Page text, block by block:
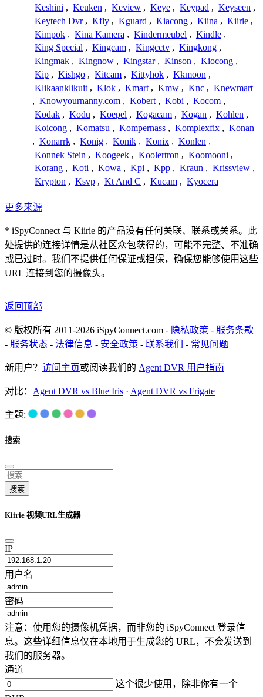
Keshini , Keuken , Keview , Keye , Keypad , Keyseen ,
Keytech Dvr , Kfly , Kguard , Kiacong , Kiina , Kiirie ,
Kimpok , Kina Kamera , Kindermeubel , Kindle ,
King Special , Kingcam , Kingcctv , Kingkong ,
Kingmak , Kingnow , Kingstar , Kinson , Kiocong ,
Kip , Kishgo , Kitcam , Kittyhok , Kkmoon ,
Klikaanklikuit , Klok , Kmart , Kmw , Knc , Knewmart
, Knowyournanny.com , Kobert , Kobi , Kocom ,
Kodak , Kodu , Koepel , Kogacam , Kogan , Kohlen ,
Koicong , Komatsu , Kompernass , Komplexfix , Konan
, Konarrk , Konig , Konik , Konix , Konlen ,
Konnek Stein , Koogeek , Koolertron , Koomooni ,
Korang , Koti , Kowa , Kpi , Kpp , Kraun , Krissview ,
Krypton , Ksvp , Kt And C , Kucam , Kyocera
更多来源
* iSpyConnect 与 Kiirie 的产品没有任何关联、联系或关系。此
处提供的连接详情是从社区众包获得的，可能不完整、不准确
或已过时。我们不提供任何保证或担保，确保您能够使用这些
URL 连接到您的摄像头。
返回顶部
© 版权所有 2011-2026 iSpyConnect.com - 隐私政策 - 服务条款
- 服务状态 - 法律信息 - 安全政策 - 联系我们 - 常见问题
新用户？ 访问主页或阅读我们的 Agent DVR 用户指南
对比： Agent DVR vs Blue Iris · Agent DVR vs Frigate
主题:
搜索
搜索
Kiirie 视频URL生成器
IP
用户名
密码
注意：使用您的摄像机凭据，而非您的 iSpyConnect 登录信
息。这些详细信息仅在本地用于生成您的 URL，不会发送到
我们的服务器。
通道
这个很少使用，除非你有一个